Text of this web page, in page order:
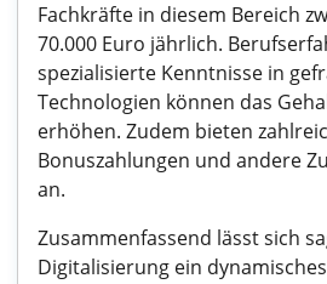
Fachkräfte in diesem Bereich
70.000 Euro jährlich.
spezialisierte Kenntnisse in
Technologien können das
erhöhen. Zudem bieten
Bonuszahlungen und andere
an.
Zusammenfassend lässt sich
Digitalisierung ein